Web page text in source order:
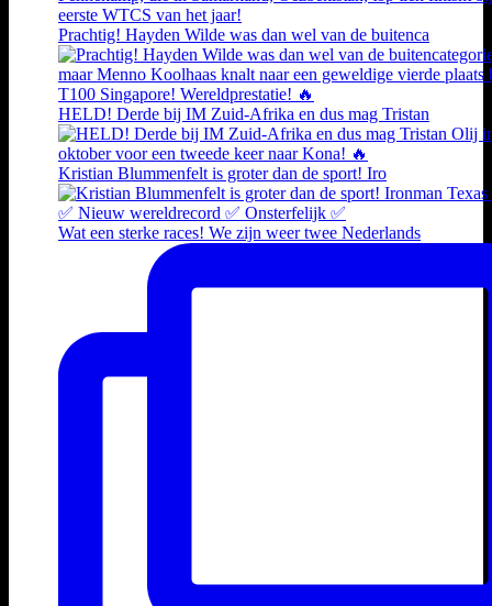
Prachtig! Hayden Wilde was dan wel van de buitenca
HELD! Derde bij IM Zuid-Afrika en dus mag Tristan
Kristian Blummenfelt is groter dan de sport! Iro
Wat een sterke races! We zijn weer twee Nederlands